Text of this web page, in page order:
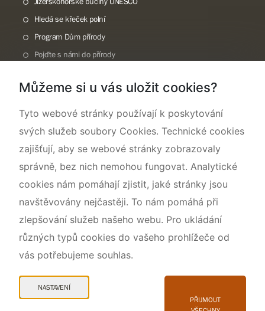
Hledá se křeček polní
Program Dům přírody
Pojďte s námi do přírody
Rok CHKO pod záštitou České komise pro UNESCO
Můžeme si u vás uložit cookies?
Tyto webové stránky používají k poskytování
svých služeb soubory Cookies. Technické cookies
zajišťují, aby se webové stránky zobrazovaly
správně, bez nich nemohou fungovat. Analytické
cookies nám pomáhají zjistit, jaké stránky jsou
navštěvovány nejčastěji. To nám pomáhá při
zlepšování služeb našeho webu. Pro ukládání
různých typů cookies do vašeho prohlížeče od
vás potřebujeme souhlas.
NASTAVENÍ
PŘIJMOUT